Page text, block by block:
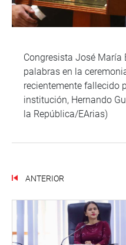
Congresista José María
palabras en la
recientemente fallecido
institución, Hernando
la República/EArias)
ANTERIOR